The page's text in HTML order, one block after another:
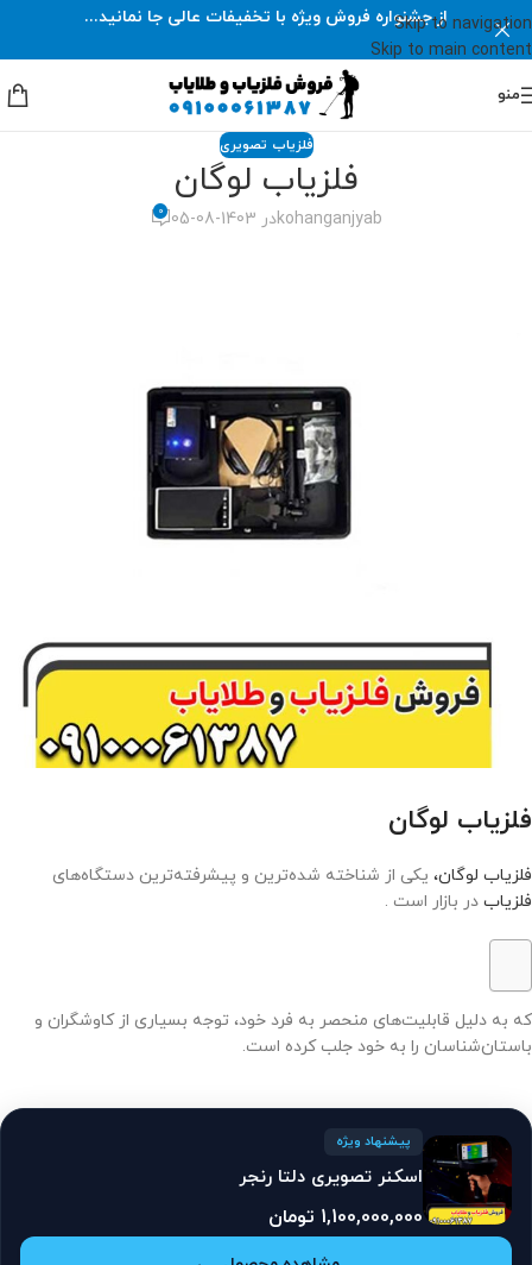
Skip to navigation
Skip to main content
از جشنواره فروش ویژه با تخفیفات عالی جا نمانید...
منو
فلزیاب تصویری
فلزیاب لوگان
kohanganjyabدر 1403-08-05 0
فلزیاب لوگان
فلزیاب لوگان، یکی از شناخته شده‌ترین و پیشرفته‌ترین دستگاه‌های
فلزیاب در بازار است .
که به دلیل قابلیت‌های منحصر به فرد خود، توجه بسیاری از کاوشگران و
باستان‌شناسان را به خود جلب کرده است.
پیشنهاد ویژه
اسکنر تصویری دلتا رنجر
1,100,000,000 تومان